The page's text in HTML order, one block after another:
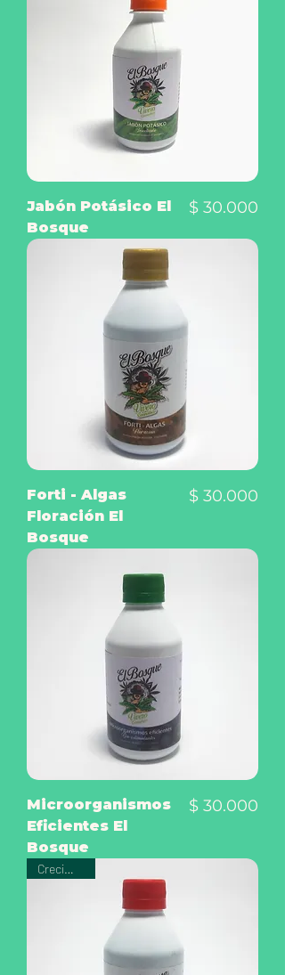
Jabón Potásico El
Bosque
Precio
$ 30.000
Forti - Algas
Floración El
Bosque
Precio
$ 30.000
Microorganismos
Eficientes El
Bosque
Precio
$ 30.000
Crecimiento